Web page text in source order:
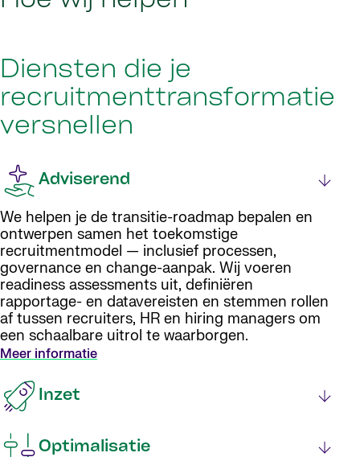
Diensten die je
recruitmenttransformatie
versnellen
Adviserend
We helpen je de transitie-roadmap bepalen en
ontwerpen samen het toekomstige
recruitmentmodel — inclusief processen,
governance en change-aanpak. Wij voeren
readiness assessments uit, definiëren
rapportage- en datavereisten en stemmen rollen
af tussen recruiters, HR en hiring managers om
een schaalbare uitrol te waarborgen.
Meer informatie
Inzet
Optimalisatie